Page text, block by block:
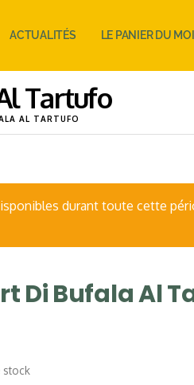
ACTUALITÉS LE PANIER DU
Tartufo
AL TARTUFO
durant toute cette
Di Bufala Al
stock